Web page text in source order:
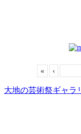
« ‹
大地の芸術祭ギャラ